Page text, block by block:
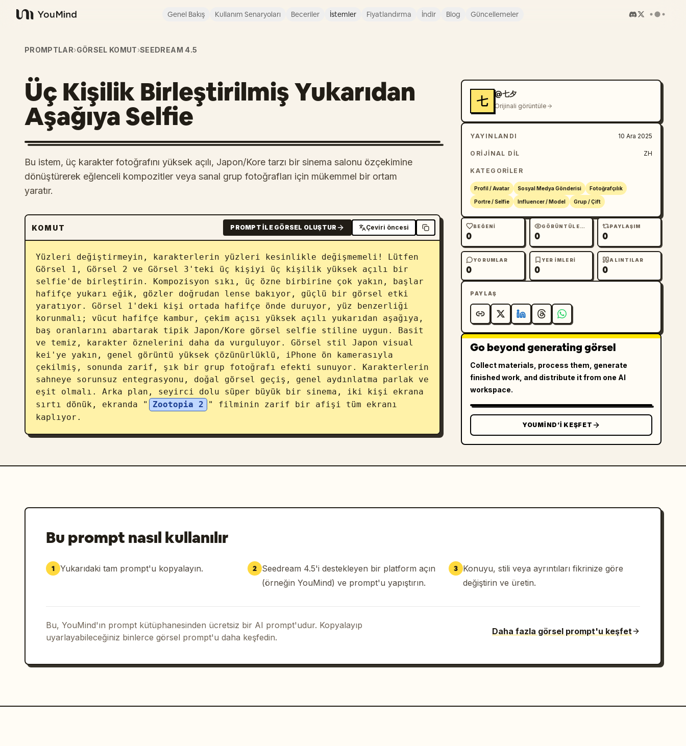
YouMind
Genel Bakış Kullanım Senaryoları Beceriler İstemler Fiyatlandırma İndir Blog Güncellemeler
PROMPTLAR›GÖRSEL KOMUT›SEEDREAM 4.5
Üç Kişilik Birleştirilmiş Yukarıdan
Aşağıya Selfie
Bu istem, üç karakter fotoğrafını yüksek açılı, Japon/Kore tarzı bir sinema salonu özçekimine
dönüştürerek eğlenceli kompozitler veya sanal grup fotoğrafları için mükemmel bir ortam
yaratır.
KOMUT PROMPT ILE GÖRSEL OLUŞTUR Çeviri öncesi
Yüzleri değiştirmeyin, karakterlerin yüzleri kesinlikle değişmemeli! Lütfen
Görsel 1, Görsel 2 ve Görsel 3'teki üç kişiyi üç kişilik yüksek açılı bir
selfie'de birleştirin. Kompozisyon sıkı, üç özne birbirine çok yakın, başlar
hafifçe yukarı eğik, gözler doğrudan lense bakıyor, güçlü bir görsel etki
yaratıyor. Görsel 1'deki kişi ortada hafifçe önde duruyor, yüz benzerliği
korunmalı; vücut hafifçe kambur, çekim açısı yüksek açılı yukarıdan aşağıya,
baş oranlarını abartarak tipik Japon/Kore görsel selfie stiline uygun. Basit
ve temiz, karakter öznelerini daha da vurguluyor. Görsel stil Japon visual
kei'ye yakın, genel görüntü yüksek çözünürlüklü, iPhone ön kamerasıyla
çekilmiş, sonunda zarif, şık bir grup fotoğrafı efekti sunuyor. Karakterlerin
sahneye sorunsuz entegrasyonu, doğal görsel geçiş, genel aydınlatma parlak ve
eşit olmalı. Arka plan, seyirci dolu süper büyük bir sinema, iki kişi ekrana
sırtı dönük, ekranda "
Zootopia 2
" filminin zarif bir afişi tüm ekranı
kaplıyor.
七
@七夕
Orijinali görüntüle
YAYINLANDI 10 Ara 2025
ORIJINAL DIL ZH
KATEGORILER
Profil / Avatar Sosyal Medya Gönderisi Fotoğrafçılık
Portre / Selfie Influencer / Model Grup / Çift
BEĞENI
0
GÖRÜNTÜLEME
0
PAYLAŞIM
0
YORUMLAR
0
YER IMLERI
0
ALINTILAR
0
PAYLAŞ
Go beyond generating görsel
Collect materials, process them, generate
finished work, and distribute it from one AI
workspace.
YOUMIND’I KEŞFET
Bu prompt nasıl kullanılır
1 Yukarıdaki tam prompt'u kopyalayın. 2 Seedream 4.5'i destekleyen bir platform açın
(örneğin YouMind) ve prompt'u yapıştırın.
3
Konuyu, stili veya ayrıntıları fikrinize göre
değiştirin ve üretin.
Bu, YouMind'ın prompt kütüphanesinden ücretsiz bir AI prompt'udur. Kopyalayıp
uyarlayabileceğiniz binlerce görsel prompt'u daha keşfedin.
Daha fazla görsel prompt'u keşfet